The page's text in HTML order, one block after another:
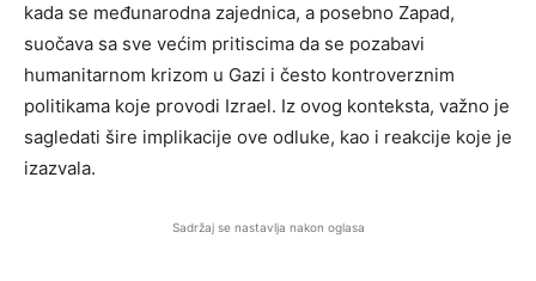
kada se međunarodna zajednica, a posebno Zapad,
suočava sa sve većim pritiscima da se pozabavi
humanitarnom krizom u Gazi i često kontroverznim
politikama koje provodi Izrael. Iz ovog konteksta, važno je
sagledati šire implikacije ove odluke, kao i reakcije koje je
izazvala.
Sadržaj se nastavlja nakon oglasa